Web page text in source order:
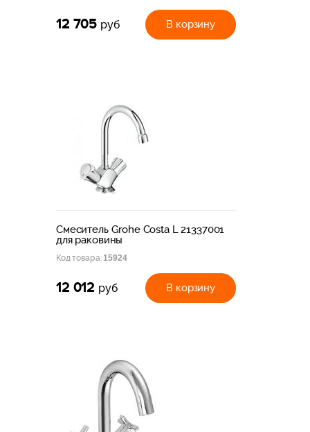
12 705 руб В корзину
Смеситель Grohe Costa L 21337001
для раковины
Код товара:15924
12 012 руб В корзину